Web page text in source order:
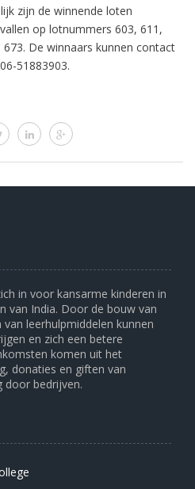
zijn de winnende loten
op lotnummers 603, 611,
De winnaars kunnen contact
51883903.
in voor kansarme kinderen in
van India. Door de bouw van
leerhulpmiddelen kunnen
en zich een betere
komen uit het
donaties en giften van
door bedrijven.